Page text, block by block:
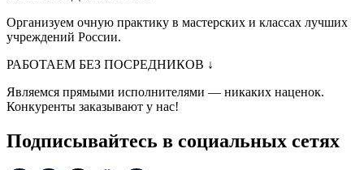
Организуем очную практику в мастерских и классах лучших
учреждений России.
РАБОТАЕМ БЕЗ ПОСРЕДНИКОВ ↓
Являемся прямыми исполнителями — никаких наценок.
Конкуренты заказывают у нас!
Подписывайтесь в социальных сетях